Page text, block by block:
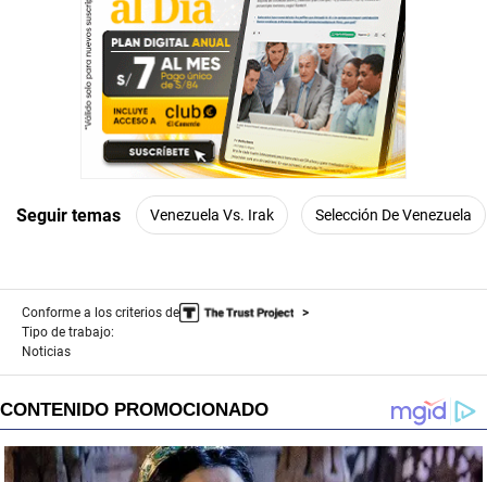
Seguir temas Venezuela Vs. Irak Selección De Venezuela
Conforme a los criterios de
Tipo de trabajo:
Noticias